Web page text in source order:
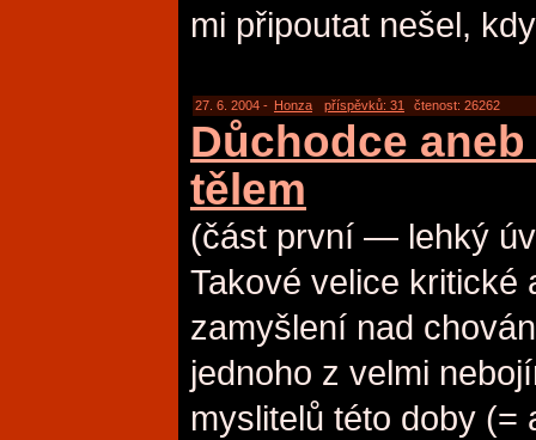
mi připoutat nešel,
27. 6. 2004 - Honza příspěvků: 31 čtenost: 26262
Důchodce
tělem
(část první — lehký
Takové velice kritické
zamyšlení nad
jednoho z velmi
myslitelů této doby (=